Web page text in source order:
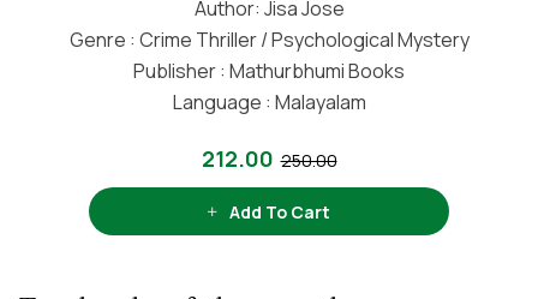
Author: Jisa Jose
Genre : Crime Thriller / Psychological Mystery
Publisher : Mathurbhumi Books
Language : Malayalam
250.00
212.00
Add To Cart